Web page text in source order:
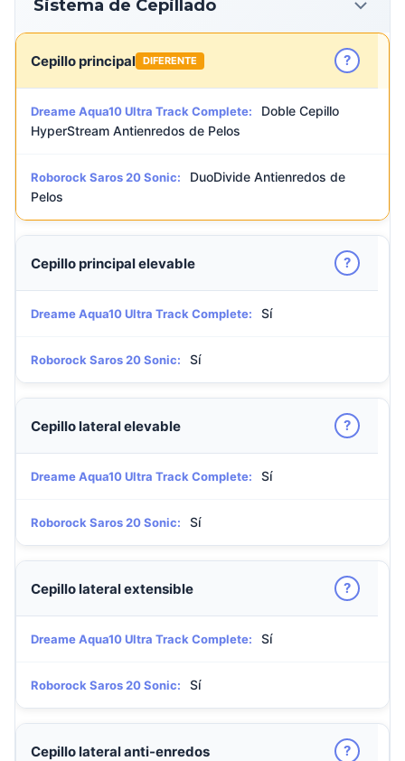
Sistema de Cepillado
Cepillo principal DIFERENTE ?
Dreame Aqua10 Ultra Track Complete:
Doble Cepillo
HyperStream Antienredos de Pelos
Roborock Saros 20 Sonic:
DuoDivide Antienredos de
Pelos
Cepillo principal elevable ?
Dreame Aqua10 Ultra Track Complete: Sí
Roborock Saros 20 Sonic: Sí
Cepillo lateral elevable ?
Dreame Aqua10 Ultra Track Complete: Sí
Roborock Saros 20 Sonic: Sí
Cepillo lateral extensible ?
Dreame Aqua10 Ultra Track Complete: Sí
Roborock Saros 20 Sonic: Sí
Cepillo lateral anti-enredos ?